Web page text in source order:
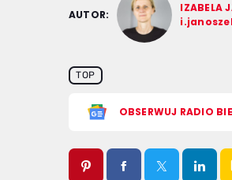
AUTOR:
IZABELA
TOP
OBSERWUJ RADIO